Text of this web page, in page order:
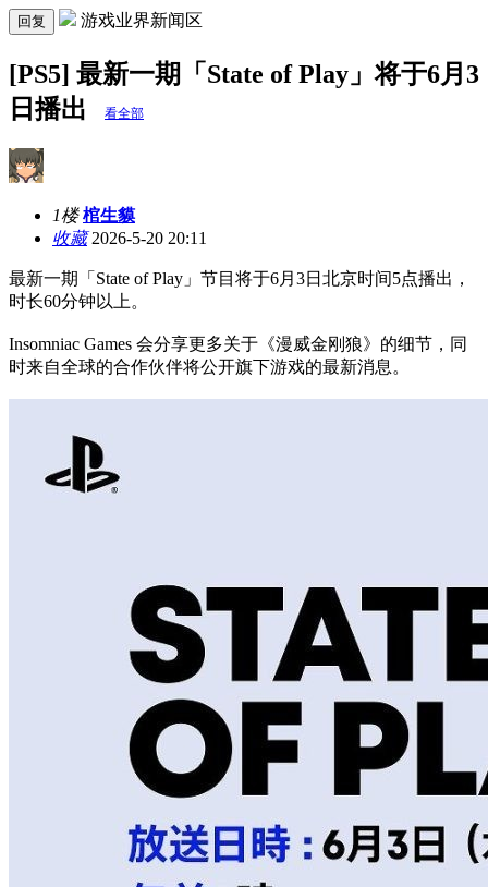
回复 游戏业界新闻区
[PS5] 最新一期「State of Play」将于6月3
日播出
看全部
1楼 棺生貘
收藏2026-5-20 20:11
最新一期「State of Play」节目将于6月3日北京时间5点播出，
时长60分钟以上。
Insomniac Games 会分享更多关于《漫威金刚狼》的细节，同
时来自全球的合作伙伴将公开旗下游戏的最新消息。